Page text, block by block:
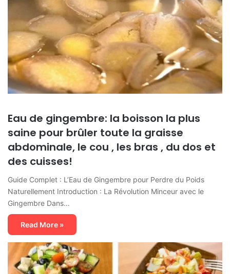
Eau de gingembre: la boisson la plus
saine pour brûler toute la graisse
abdominale, le cou , les bras , du dos et
des cuisses!
Guide Complet : L’Eau de Gingembre pour Perdre du Poids
Naturellement Introduction : La Révolution Minceur avec le
Gingembre Dans…
Read More »